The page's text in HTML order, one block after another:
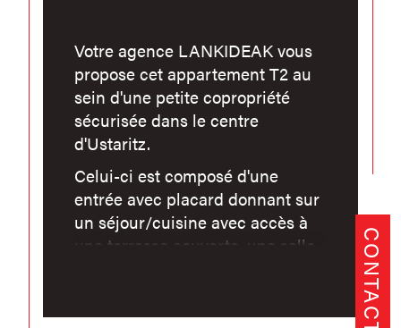
CONTACT
Votre agence LANKIDEAK vous
propose cet appartement T2 au
sein d'une petite copropriété
sécurisée dans le centre
d'Ustaritz.
Celui-ci est composé d'une
entrée avec placard donnant sur
un séjour/cuisine avec accès à
une terrasse couverte, une salle